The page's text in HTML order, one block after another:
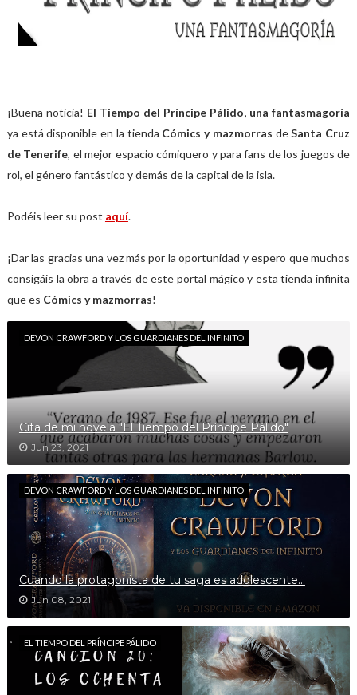
¡Buena noticia! El Tiempo del Príncipe Pálido, una fantasmagoría
ya está disponible en la tienda Cómics y mazmorras deSanta Cruz
de Tenerife, el mejor espacio cómiquero y para fans de los juegos de
rol, el género fantástico y demás de la capital de la isla.
Podéis leer su post aquí.
¡Dar las gracias una vez más por la oportunidad y espero que muchos
consigáis la obra a través de este portal mágico y esta tienda infinita
que es Cómics y mazmorras!
DEVON CRAWFORD Y LOS GUARDIANES DEL INFINITO
Cita de mi novela "El Tiempo del Príncipe Pálido"
Jun 23, 2021
DEVON CRAWFORD Y LOS GUARDIANES DEL INFINITO
Cuando la protagonista de tu saga es adolescente...
Jun 08, 2021
EL TIEMPO DEL PRÍNCIPE PÁLIDO